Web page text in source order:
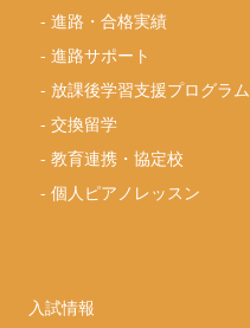
-進路・合格実績
-進路サポート
- 放課後学習支援プログラム
-交換留学
-教育連携・協定校
-個人ピアノレッスン
入試情報